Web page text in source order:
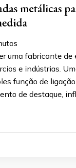
metálicas
uma fabricante
e indústrias.
função de
de destaque,